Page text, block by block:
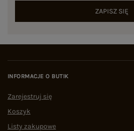
ZAPISZ SIĘ
INFORMACJE O BUTIK
Zarejestruj się
Koszyk
Listy zakupowe